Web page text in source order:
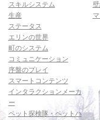
スキルシステム
生産
ステータス
エリンの世界
町のシステム
コミュニケーション
序盤のプレイ
スマートコンテンツ
インタラクションメーカ
ー
ペット探検隊・ペットハ